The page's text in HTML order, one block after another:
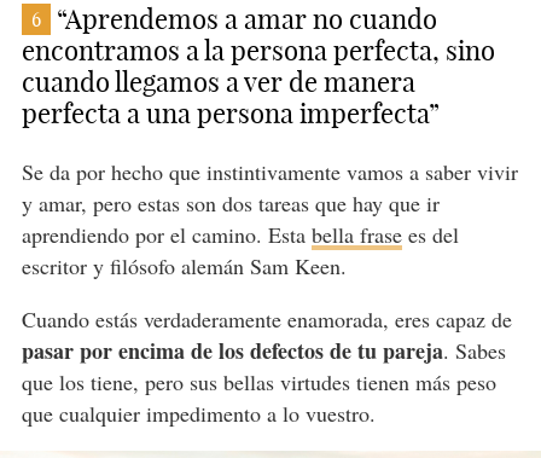
6
“Aprendemos a amar no cuando
encontramos a la persona perfecta, sino
cuando llegamos a ver de manera
perfecta a una persona imperfecta”
Se da por hecho que instintivamente vamos a saber vivir
y amar, pero estas son dos tareas que hay que ir
aprendiendo por el camino. Esta bella frasees del
escritor y filósofo alemán Sam Keen.
Cuando estás verdaderamente enamorada, eres capaz de
pasar por encima de los defectos de tu pareja. Sabes
que los tiene, pero sus bellas virtudes tienen más peso
que cualquier impedimento a lo vuestro.